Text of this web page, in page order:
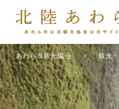
あわら市観光協会 観光